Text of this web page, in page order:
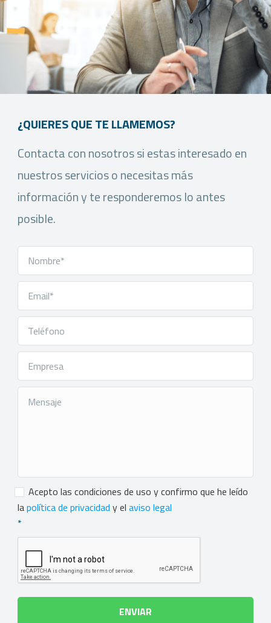
¿QUIERES QUE TE LLAMEMOS?
Contacta con nosotros si estas interesado en
nuestros servicios o necesitas más
información y te responderemos lo antes
posible.
Consentimiento*
Acepto las condiciones de uso y confirmo que he leído
lapolítica de privacidad y el aviso legal
*